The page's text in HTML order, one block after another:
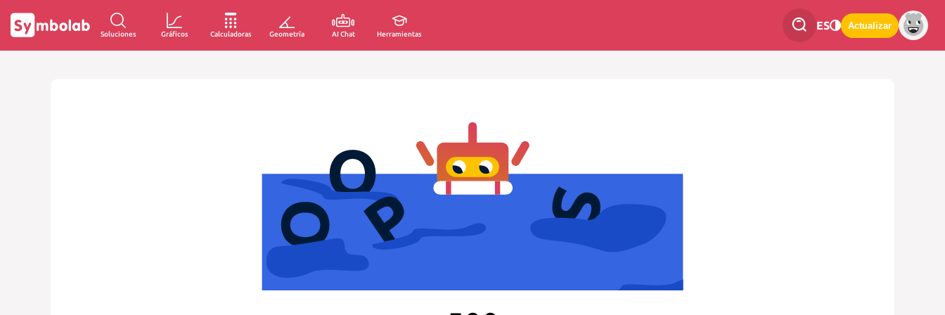
Soluciones Gráficos Calculadoras Geometría AI Chat Herramientas
ES Actualizar